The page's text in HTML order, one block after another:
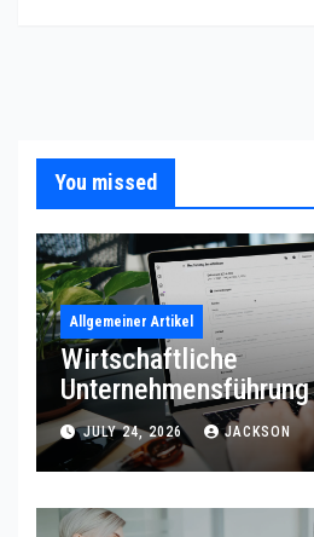
You missed
Allgemeiner Artikel
Wirtschaftliche
Prozessqualität
JULY 24, 2026 JACKSON